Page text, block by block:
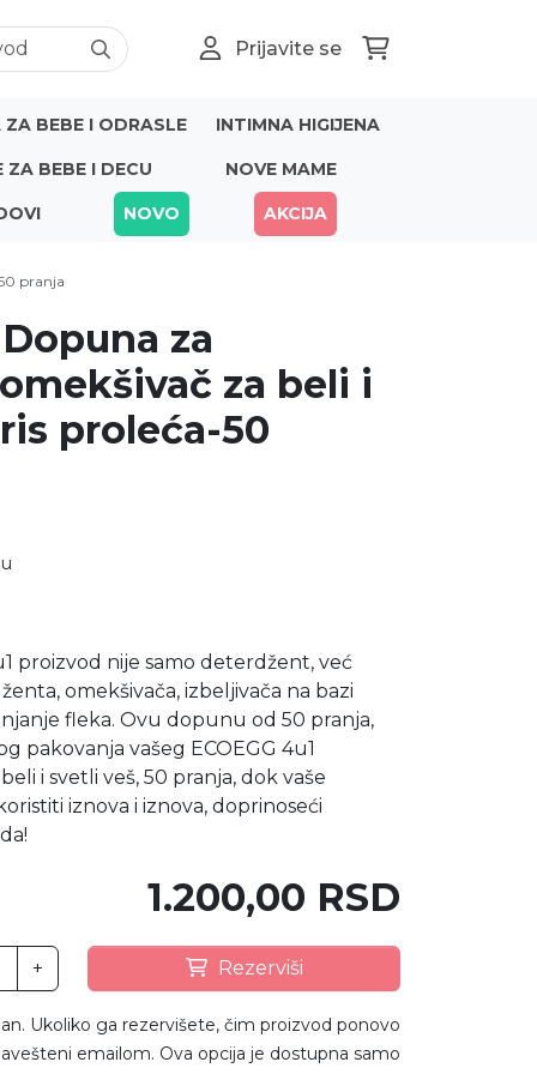
Prijavite se
BEBE I ODRASLE INTIMNA HIGIJENA
ZA BEBE I DECU NOVE MAME
NOVO AKCIJA
pranja
Dopuna za
za beli i
proleća-50
proizvod nije samo deterdžent, već
omekšivača, izbeljivača na bazi
fleka. Ovu dopunu od 50 pranja,
vašeg ECOEGG 4u1
i svetli veš, 50 pranja, dok vaše
iznova i iznova, doprinoseći
1.200,00 RSD
+ Rezerviši
Ukoliko ga rezervišete, čim proizvod ponovo
emailom. Ova opcija je dostupna samo